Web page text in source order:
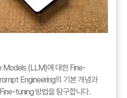
Models (LLM)에 대한 Fine-
Engineering의 기본 개념과
tuning 방법을 탐구합니다.